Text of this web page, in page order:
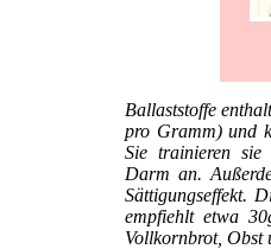
Ballaststoffe
pro Gramm) und
Sie trainieren sie
Darm an.
Sättigungseffekt.
empfiehlt etwa
Vollkornbrot, Obst